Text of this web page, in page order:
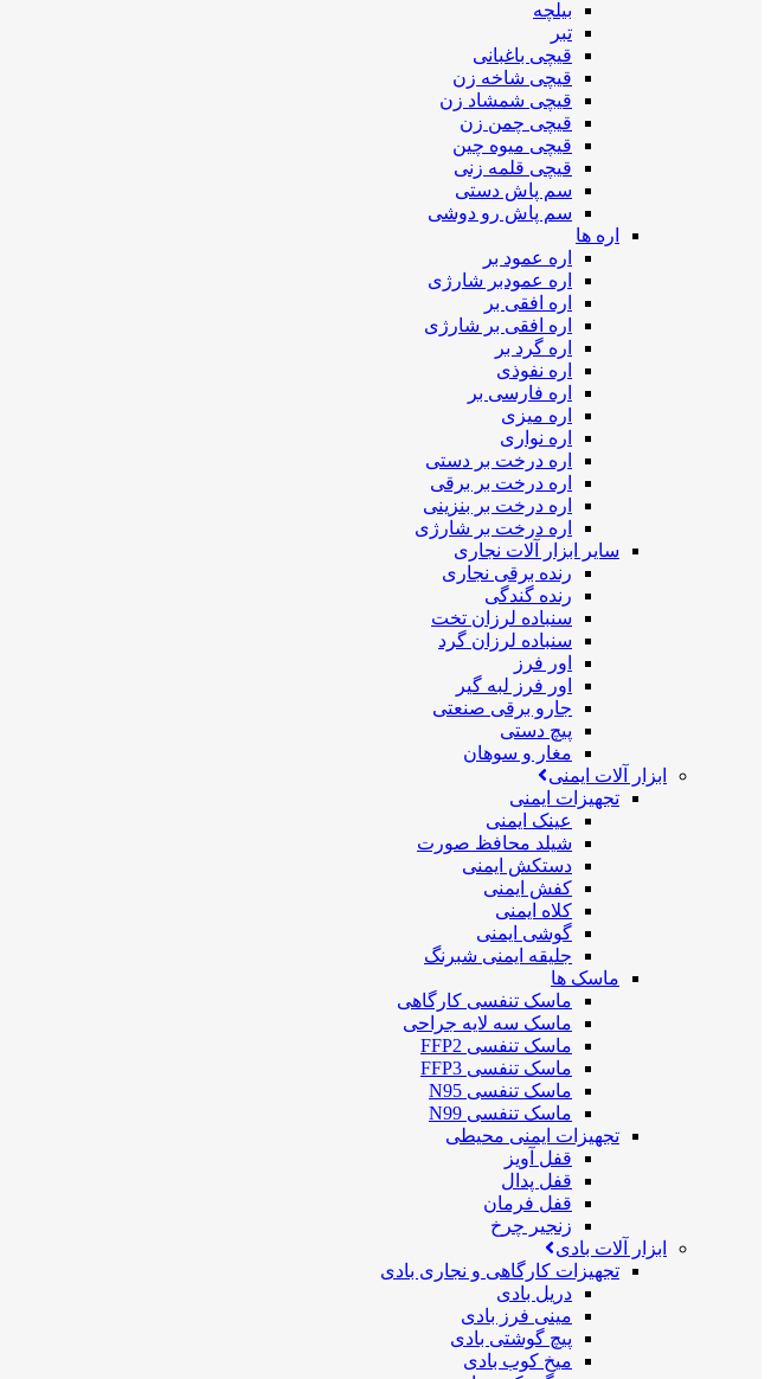
بیلچه
تبر
قیچی باغبانی
قیچی شاخه زن
قیچی شمشاد زن
قیچی چمن زن
قیچی میوه چین
قیچی قلمه زنی
سم پاش دستی
سم پاش رو دوشی
اره ها
اره عمود بر
اره عمودبر شارژی
اره افقی بر
اره افقی بر شارژی
اره گرد بر
اره نفوذی
اره فارسی بر
اره میزی
اره نواری
اره درخت بر دستی
اره درخت بر برقی
اره درخت بر بنزینی
اره درخت بر شارژی
سایر ابزار آلات نجاری
رنده برقی نجاری
رنده گندگی
سنباده لرزان تخت
سنباده لرزان گرد
اور فرز
اور فرز لبه گیر
جارو برقی صنعتی
پیچ دستی
مغار و سوهان
ابزار آلات ایمنی
تجهیزات ایمنی
عینک ایمنی
شیلد محافظ صورت
دستکش ایمنی
کفش ایمنی
کلاه ایمنی
گوشی ایمنی
جلیقه ایمنی شبرنگ
ماسک ها
ماسک تنفسی کارگاهی
ماسک سه لایه جراحی
ماسک تنفسی FFP2
ماسک تنفسی FFP3
ماسک تنفسی N95
ماسک تنفسی N99
تجهیزات ایمنی محیطی
قفل آویز
قفل پدال
قفل فرمان
زنجیر چرخ
ابزار آلات بادی
تجهیزات کارگاهی و نجاری بادی
دریل بادی
مینی فرز بادی
پیچ گوشتی بادی
میخ کوب بادی